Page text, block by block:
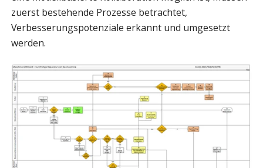
zuerst bestehende Prozesse betrachtet,
Verbesserungspotenziale erkannt und umgesetzt
werden.